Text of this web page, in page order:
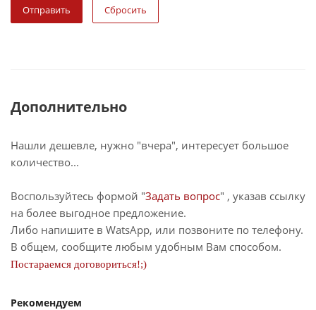
Сбросить
Дополнительно
Нашли дешевле, нужно "вчера", интересует большое
количество...
Воспользуйтесь формой "Задать вопрос" , указав ссылку
на более выгодное предложение.
Либо напишите в WatsApp, или позвоните по телефону.
В общем, сообщите любым удобным Вам способом.
Постараемся договориться!;)
Рекомендуем